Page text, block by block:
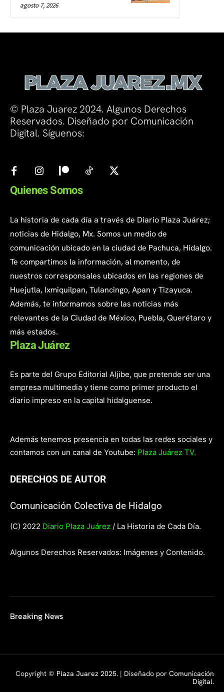
agosto 7, 2026
© Plaza Juarez 2024. Algunos Derechos
Reservados. Diseñado por Comunicación
Digital. Síguenos:
Quienes Somos
La historia de cada día a través de Diario Plaza Juárez;
noticias de Hidalgo, Mx. Somos un medio de
comunicación ubicado en la ciudad de Pachuca, Hidalgo.
Te compartimos la información, al momento, de
nuestros corresponsales ubicados en las regiones de
Huejutla, Ixmiquilpan, Tulancingo, Apan y Tizayuca.
Además, te informamos sobre las noticias más
relevantes de la Ciudad de México, Puebla, Querétaro y
más estados.
Plaza Juárez
Es parte del Grupo Editorial Aljibe, que pretende ser una
empresa multimedia y tiene como primer producto el
diario impreso en la capital hidalguense.
Además tenemos presencia en todas las redes sociales y
contamos con un canal de Youtube: Plaza Juárez TV.
DERECHOS DE AUTOR
Comunicación Colectiva de Hidalgo
(C) 2022 Diario Plaza Juárez / La Historia de Cada Día.
Algunos Derechos Reservados: Imágenes y Contenido.
Breaking News
Copyright © Plaza Juarez 2025. | Diseñado por Comunicación
Digital.